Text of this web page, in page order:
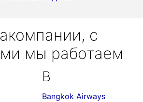
с
мы работаем
B
Bangkok Airways